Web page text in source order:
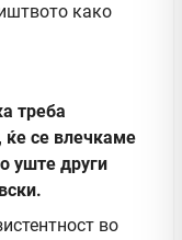
како
треба
ќе се влечкаме
уште други
во